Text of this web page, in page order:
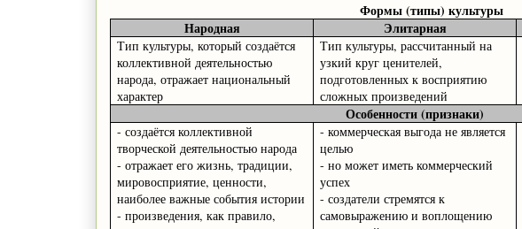
Формы (типы) культуры
Народная
Элитарная
Тип культуры, который создаётся
коллективной деятельностью
народа, отражает национальный
характер
Тип культуры, рассчитанный на
узкий круг ценителей,
подготовленных к восприятию
сложных произведений
Особенности (признаки)
- создаётся коллективной
творческой деятельностью народа
- отражает его жизнь, традиции,
мировосприятие, ценности,
наиболее важные события истории
- произведения, как правило,
- коммерческая выгода не является
целью
- но может иметь коммерческий
успех
- создатели стремятся к
самовыражению и воплощению